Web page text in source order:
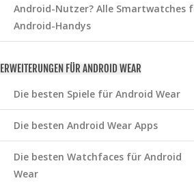
Android-Nutzer? Alle Smartwatches
Android-Handys
ERWEITERUNGEN FÜR ANDROID WEAR
Die besten Spiele für Android Wear
Die besten Android Wear Apps
Die besten Watchfaces für Android
Wear